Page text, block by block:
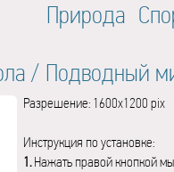
Природа
/ Подводный
Разрешение: 1600x1200 pix
Инструкция по установке:
1.Нажать правой кнопкой